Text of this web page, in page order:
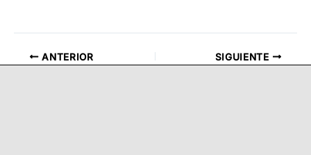
ANTERIOR SIGUIENTE